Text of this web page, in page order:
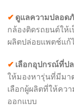
✔ ดูแลความปลอด
กล้องติดรถยนต์ให้
ผลิตปล่อยแพตช์แก้
✔ เลือกอุปกรณ์ที่ป
ให้มองหารุ่นที่มีมา
เลือกผู้ผลิตที่ให้คว
ออกแบบ